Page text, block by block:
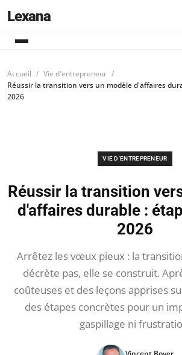
Lexana
Accueil
Vie d'entrepreneur
Réussir la transition vers un modèle d'affaires
2026
VIE D'ENTREPRENEUR
Réussir la transition
d'affaires durable :
2026
Arrêtez les vœux pieux : la
décrète pas, elle se construit.
coûteuses et des leçons apprises
des étapes concrètes pour un
gaspillage ni